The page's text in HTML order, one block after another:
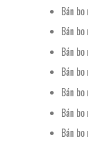
Bán
Bán
Bán
Bán
Bán
Bán
Bán